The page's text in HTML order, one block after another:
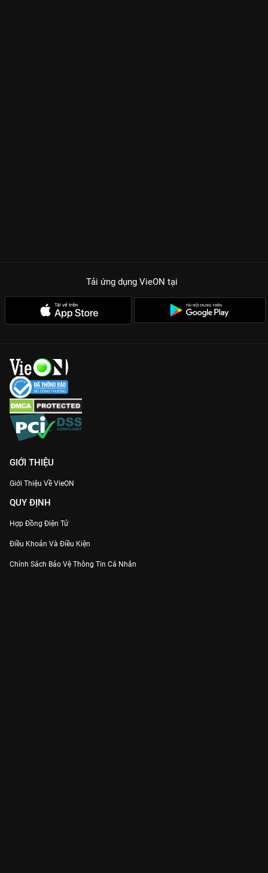
Tải ứng dụng VieON tại
GIỚI THIỆU
Giới Thiệu Về VieON
QUY ĐỊNH
Hợp Đồng Điện Tử
Điều Khoản Và Điều Kiện
Chính Sách Bảo Vệ Thông Tin Cá Nhân